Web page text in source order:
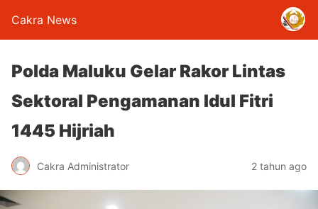
Cakra News
Polda Maluku Gelar Rakor Lintas
Sektoral Pengamanan Idul Fitri
1445 Hijriah
Cakra Administrator 2 tahun ago